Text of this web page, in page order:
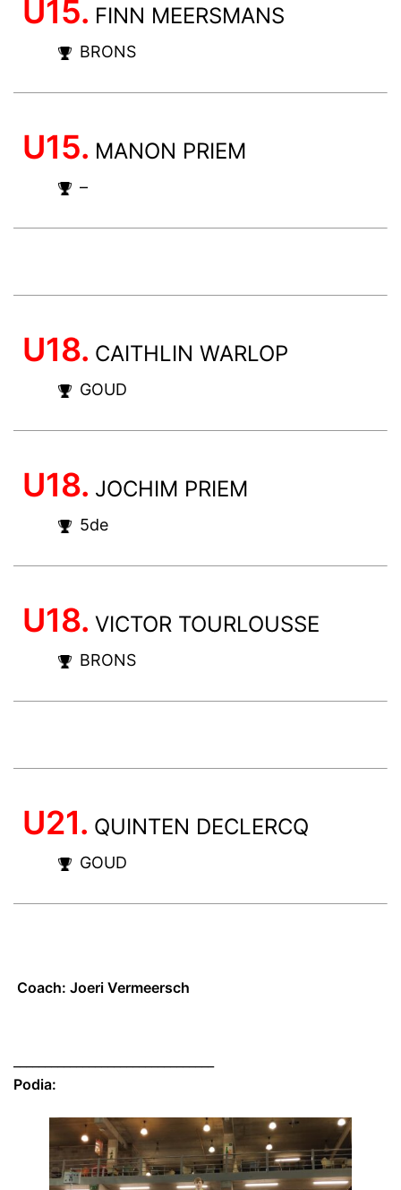
U15. FINN MEERSMANS
BRONS
U15. MANON PRIEM
–
U18. CAITHLIN WARLOP
GOUD
U18. JOCHIM PRIEM
5de
U18. VICTOR TOURLOUSSE
BRONS
U21. QUINTEN DECLERCQ
GOUD
Coach: Joeri Vermeersch
Podia: